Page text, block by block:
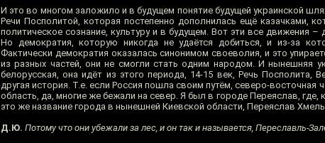
И это во многом заложило и в будущем понятие будущей украинской
Речи Посполитой, которая постепенно дополнилась ещё
политическое сознание, культуру и в будущем. Вот эти все движения
Но демократия, которую никогда не удаётся добиться, и из-за
Фактически демократия оказалась синонимом своеволия, и это
из разных частей, они не смогли стать одним народом. И нынешняя
белорусская, она идёт из этого периода, 14-15 век, Речь
другая история. Т.е. если Россия пошла своим путём, северо-
область, да, многие же бежали на север. Я был в городе Переяслав,
это же название города в нынешней Киевской области, Переяслав
Д.Ю. Потому что они убежали за лес, и он так и называется, Переславль-